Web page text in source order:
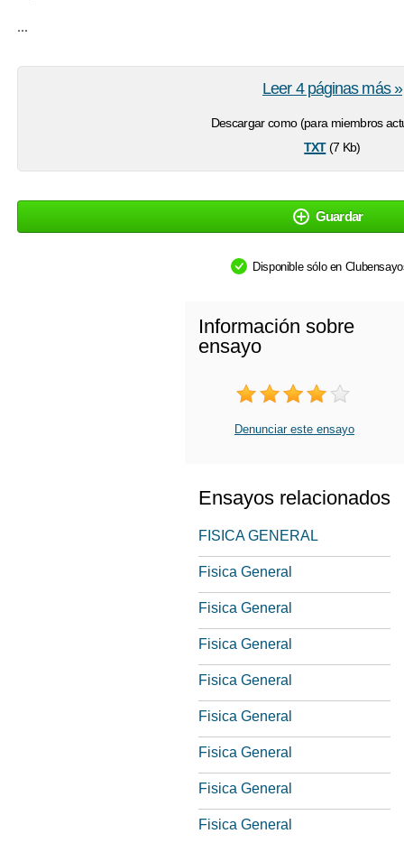
...
Descargar como (para miembros
txt(7 Kb)
Leer 4 páginas más »
Guardar
Disponible sólo en
Información sobre
ensayo
Denunciar este ensayo
Ensayos relacionados
FISICA GENERAL
Fisica General
Fisica General
Fisica General
Fisica General
Fisica General
Fisica General
Fisica General
Fisica General